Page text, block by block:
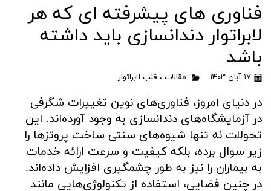
فناوری های پیشرفته ای که هر
لابراتوار دندانسازی باید داشته
باشد
۱۷ آبان ۱۴۰۳ مقالات ، قلب لابراتوار
در دنیای امروز، فناوری‌های نوین تغییرات شگرفی
در آزمایشگاه‌های دندانسازی به وجود آورده‌اند. این
تحولات نه تنها شیوه‌های سنتی ساخت پروتزها را
زیر سوال برده، بلکه کیفیت و سرعت ارائه خدمات
به بیماران را نیز به طور چشمگیری افزایش داده‌اند.
در چنین فضایی، استفاده از تکنولوژی‌هایی مانند